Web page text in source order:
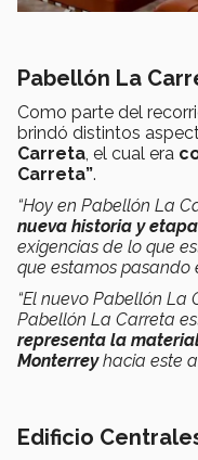
Pabellón La
Como parte del
brindó distintos
Carreta, el cual era
Carreta”.
“Hoy en Pabellón La
nueva historia y etapa
exigencias de lo que
que estamos pasando
“El nuevo Pabellón La
Pabellón La Carreta
representa la
Monterreyhacia este
Edificio